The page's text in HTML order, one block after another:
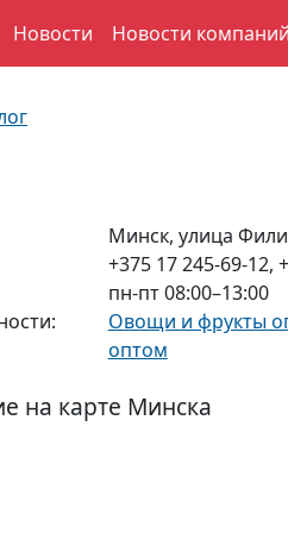
Новости Новости компаний
Минск, улица
+375 17 245-69-12,
пн-пт 08:00–13:00
Овощи и фрукты
оптом
на карте Минска